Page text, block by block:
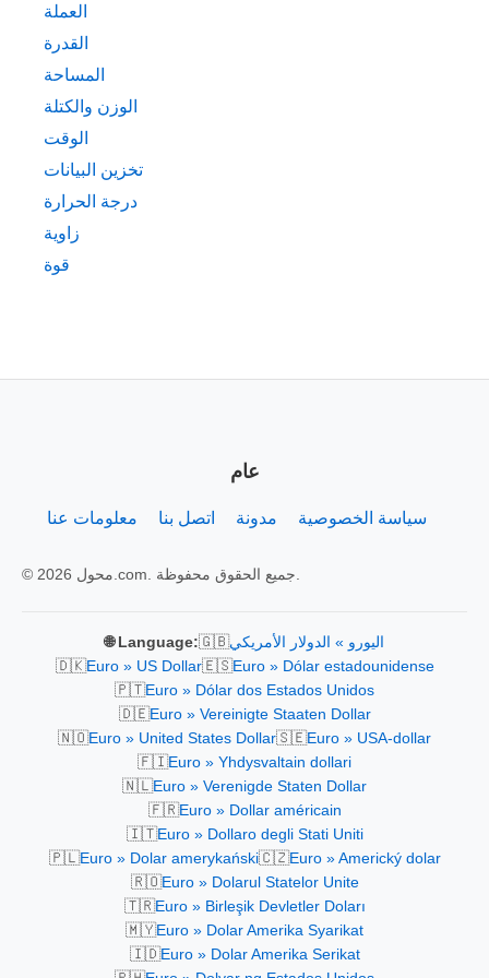
العملة
القدرة
المساحة
الوزن والكتلة
الوقت
تخزين البيانات
درجة الحرارة
زاوية
قوة
عام
معلومات عنا اتصل بنا مدونة سياسة الخصوصية
🌐 Language:🇬🇧اليورو » الدولار الأمريكي
🇩🇰Euro » US Dollar🇪🇸Euro » Dólar estadounidense
🇵🇹Euro » Dólar dos Estados Unidos
🇩🇪Euro » Vereinigte Staaten Dollar
🇳🇴Euro » United States Dollar🇸🇪Euro » USA-dollar
🇫🇮Euro » Yhdysvaltain dollari
🇳🇱Euro » Verenigde Staten Dollar
🇫🇷Euro » Dollar américain
🇮🇹Euro » Dollaro degli Stati Uniti
🇵🇱Euro » Dolar amerykański🇨🇿Euro » Americký dolar
🇷🇴Euro » Dolarul Statelor Unite
🇹🇷Euro » Birleşik Devletler Doları
🇲🇾Euro » Dolar Amerika Syarikat
🇮🇩Euro » Dolar Amerika Serikat